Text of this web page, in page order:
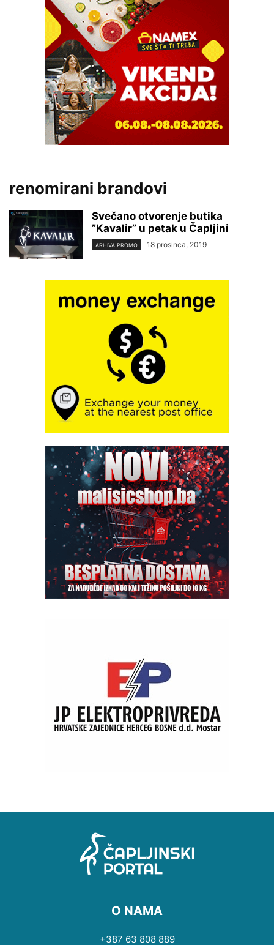
renomirani brandovi
Svečano otvorenje butika
”Kavalir” u petak u Čapljini
ARHIVA PROMO 18 prosinca, 2019
O NAMA
+387 63 808 889